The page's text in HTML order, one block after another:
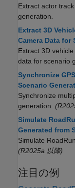
Extract actor
generation.
Extract 3D
Camera Data for
Extract 3D
data for scenario
Synchronize
Scenario
Synchronize
generation.
Simulate
Generated from
Simulate
(R2025a 以降)
注目の例